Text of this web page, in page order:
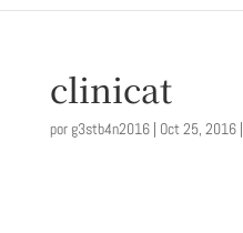
clinicat
por g3stb4n2016| Oct 25, 2016|